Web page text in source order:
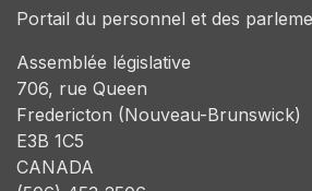
Portail du personnel et des
Assemblée législative
706, rue Queen
Fredericton (Nouveau-Brunswick)
E3B 1C5
CANADA